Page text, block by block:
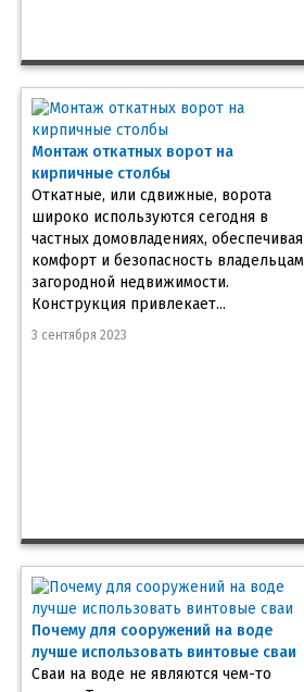
Монтаж откатных ворот на
кирпичные столбы
Откатные, или сдвижные, ворота
широко используются сегодня в
частных домовладениях, обеспечивая
комфорт и безопасность владельцам
загородной недвижимости.
Конструкция привлекает...
3 сентября 2023
Почему для сооружений на воде
лучше использовать винтовые сваи
Сваи на воде не являются чем-то